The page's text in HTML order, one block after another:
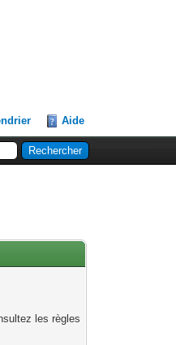
Aide
les règles